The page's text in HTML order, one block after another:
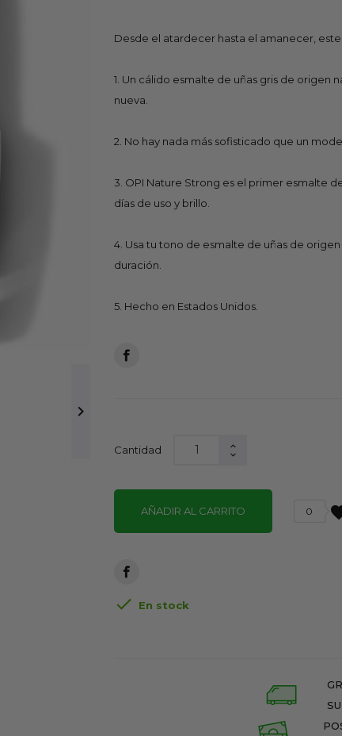

Desde el atardecer hasta el amanecer,
1. Un cálido esmalte de uñas gris de origen
nueva.
2. No hay nada más sofisticado que un
3. OPI Nature Strong es el primer esmalte
días de uso y brillo.
4. Usa tu tono de esmalte de uñas de
duración.
5. Hecho en Estados Unidos.
Cantidad
AÑADIR AL CARRITO 0
 En stock